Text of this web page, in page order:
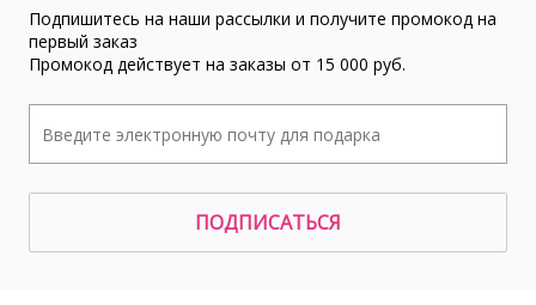
Подпишитесь на наши рассылки и получите промокод на
первый заказ
Промокод действует на заказы от 15 000 руб.
ПОДПИСАТЬСЯ